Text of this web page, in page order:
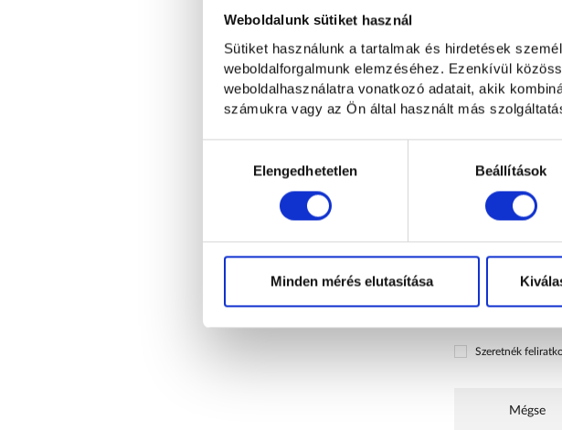
Weboldalunk sütiket használ
Sütiket használunk a tartalmak és hirdetések
weboldalforgalmunk elemzéséhez. Ezenkívül
weboldalhasználatra vonatkozó adatait, akik
számukra vagy az Ön által használt más
kiválasztásaElengedhetetlen Beállítások
Minden mérés elutasítása
Opcionális
Emailben és telefonon
Elolvastam és
Szeretnék
Mégse